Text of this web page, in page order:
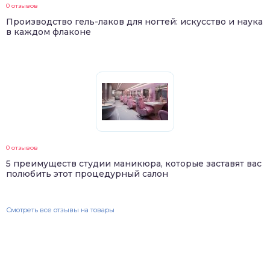
0 отзывов
Производство гель-лаков для ногтей: искусство и наука
в каждом флаконе
0 отзывов
5 преимуществ студии маникюра, которые заставят вас
полюбить этот процедурный салон
Смотреть все отзывы на товары